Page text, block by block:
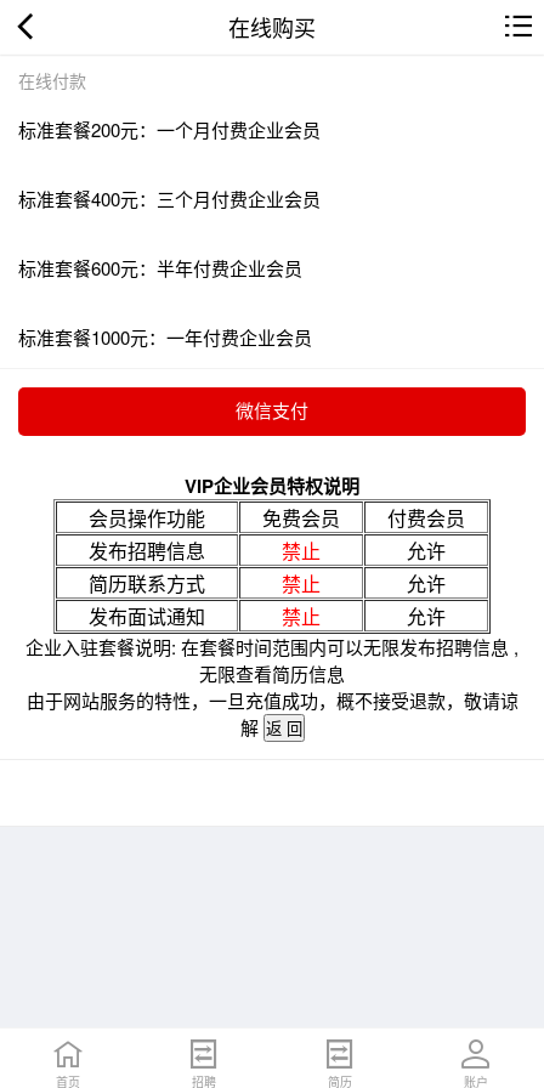
在线购买
在线付款
标准套餐200元：一个月付费企业会员
标准套餐400元：三个月付费企业会员
标准套餐600元：半年付费企业会员
标准套餐1000元：一年付费企业会员
VIP企业会员特权说明
会员操作功能 免费会员
付费会员
发布招聘信息
禁止
允许
简历联系方式
禁止
允许
发布面试通知
禁止 允许
企业入驻套餐说明: 在套餐时间范围内可以无限发布招聘信息 ,
无限查看简历信息
由于网站服务的特性，一旦充值成功，概不接受退款，敬请谅
解
首页 招聘 简历 账户